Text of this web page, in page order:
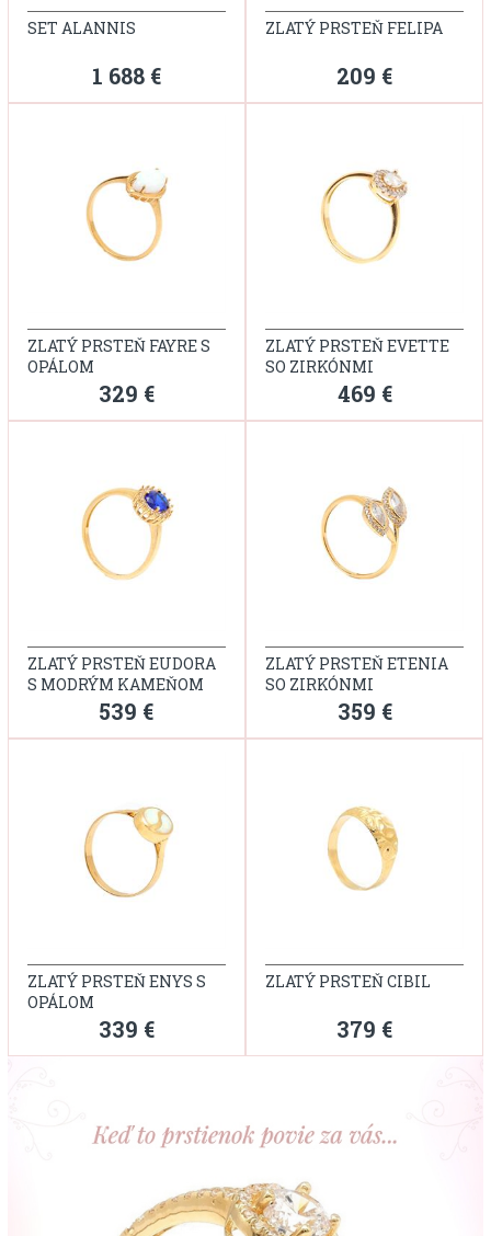
SET ALANNIS
1 688 €
ZLATÝ PRSTEŇ FELIPA
209 €
ZLATÝ PRSTEŇ FAYRE S
OPÁLOM
329 €
ZLATÝ PRSTEŇ EVETTE
SO ZIRKÓNMI
469 €
ZLATÝ PRSTEŇ EUDORA
S MODRÝM KAMEŇOM
539 €
ZLATÝ PRSTEŇ ETENIA
SO ZIRKÓNMI
359 €
ZLATÝ PRSTEŇ ENYS S
OPÁLOM
339 €
ZLATÝ PRSTEŇ CIBIL
379 €